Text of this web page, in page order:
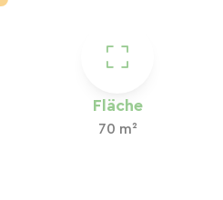
Fläche
70 m²